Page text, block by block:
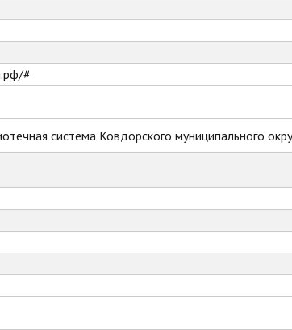
#
система Ковдорского муниципального